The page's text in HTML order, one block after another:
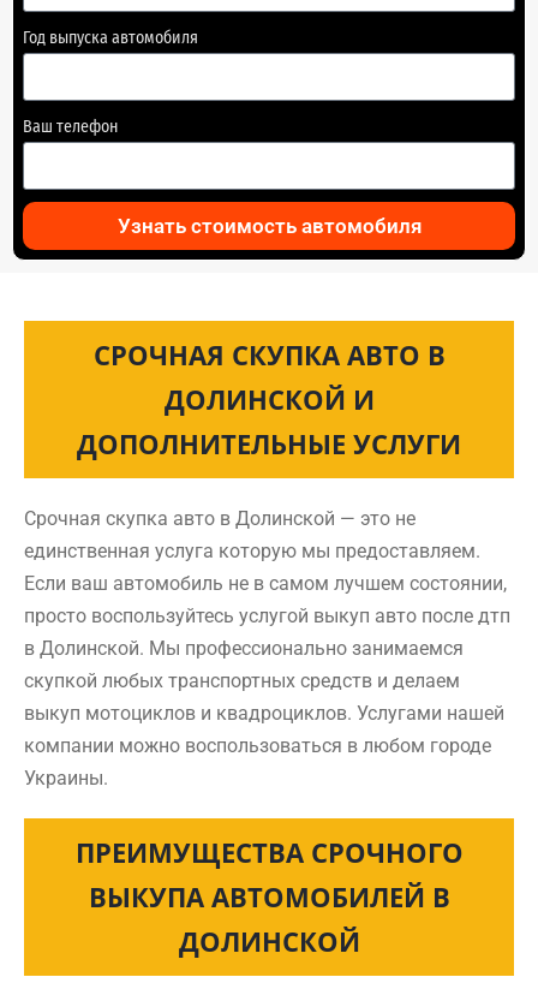
Год выпуска автомобиля
Ваш телефон
Узнать стоимость автомобиля
СРОЧНАЯ СКУПКА АВТО В
ДОЛИНСКОЙ И
ДОПОЛНИТЕЛЬНЫЕ УСЛУГИ
Срочная скупка авто в Долинской — это не
единственная услуга которую мы предоставляем.
Если ваш автомобиль не в самом лучшем состоянии,
просто воспользуйтесь услугой выкуп авто после дтп
в Долинской. Мы профессионально занимаемся
скупкой любых транспортных средств и делаем
выкуп мотоциклов и квадроциклов. Услугами нашей
компании можно воспользоваться в любом городе
Украины.
ПРЕИМУЩЕСТВА СРОЧНОГО
ВЫКУПА АВТОМОБИЛЕЙ В
ДОЛИНСКОЙ